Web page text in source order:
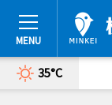
35°C